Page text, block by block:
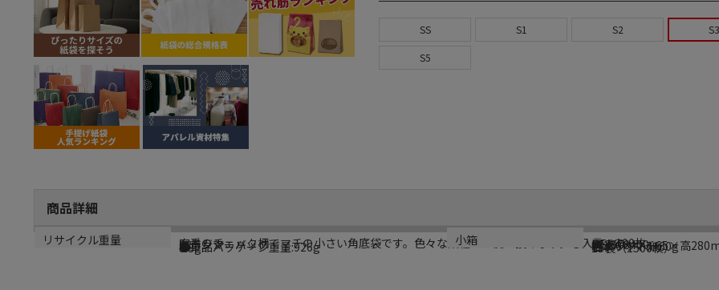
SS S1 S2 S3
S5
商品詳細
商品説明
定番のチェック柄でマチの小さい角底袋です。色々な業種でお使い頂けます。●入数：100枚
メーカー名
シモジマ
ブランド名
HEIKO
シリーズ名
ファンシーバッグ
メーカー品番
003078400
規格
S3
サイズ
幅150×マチ65×高
カラー
赤
材質
晒クラフト紙60g
重量
●単品パッケージ重量:926g
生産国
日本
リサイクル重量
8.8g
小箱
15袋（1500枚）